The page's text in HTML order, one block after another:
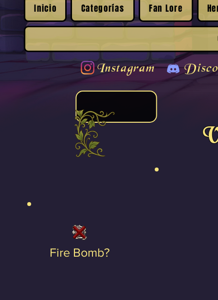
Inicio Categorías Fan Lore
Instagram
Fire Bomb?